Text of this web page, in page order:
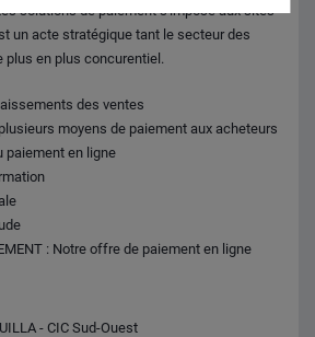
solutions de paiement s'impose aux sites
un acte stratégique tant le secteur des
en plus concurentiel.
des ventes
moyens de paiement aux acheteurs
paiement en ligne
: Notre offre de paiement en ligne
- CIC Sud-Ouest